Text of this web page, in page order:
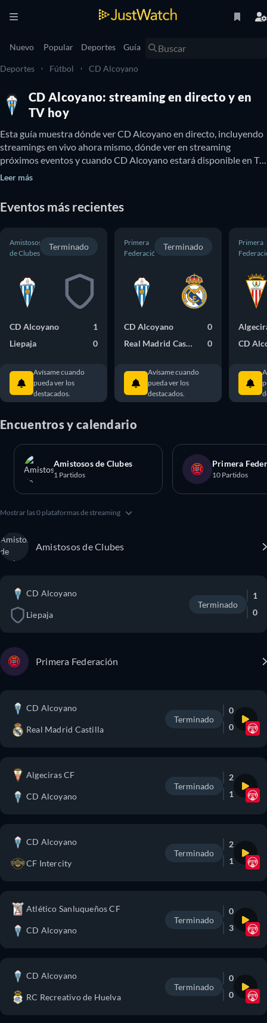
Nuevo Popular Deportes Guía
Deportes Fútbol CD Alcoyano
CD Alcoyano: streaming en directo y en
TV hoy
Esta guía muestra dónde ver CD Alcoyano en directo, incluyendo
streamings en vivo ahora mismo, dónde ver en streaming
próximos eventos y cuando CD Alcoyano estará disponible en TV.
También puedes descubrir si existen opciones para ver CD
Leer más
Eventos más recientes
Amistosos
de Clubes
Terminado
CD Alcoyano
1
Liepaja
0
Avísame cuando
pueda ver los
destacados.
Primera
Federación
Terminado
CD Alcoyano
0
Real Madrid Castilla
0
Avísame cuando
pueda ver los
destacados.
Primera
CD
Encuentros y calendario
Amistosos de Clubes
1 Partidos
Primera
10 Partidos
Mostrar las 0 plataformas de streaming
Amistosos de Clubes
CD Alcoyano
Liepaja
Terminado
1
0
Primera Federación
CD Alcoyano
Real Madrid Castilla
Terminado
0
0
Algeciras CF
CD Alcoyano
Terminado
2
1
CD Alcoyano
CF Intercity
Terminado
2
1
Atlético Sanluqueños CF
CD Alcoyano
Terminado
0
3
CD Alcoyano
RC Recreativo de Huelva
Terminado
0
0